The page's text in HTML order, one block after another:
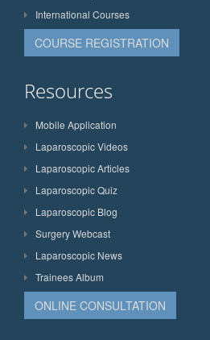
International Courses
COURSE REGISTRATION
Resources
Mobile Application
Laparoscopic Videos
Laparoscopic Articles
Laparoscopic Quiz
Laparoscopic Blog
Surgery Webcast
Laparoscopic News
Trainees Album
ONLINE CONSULTATION